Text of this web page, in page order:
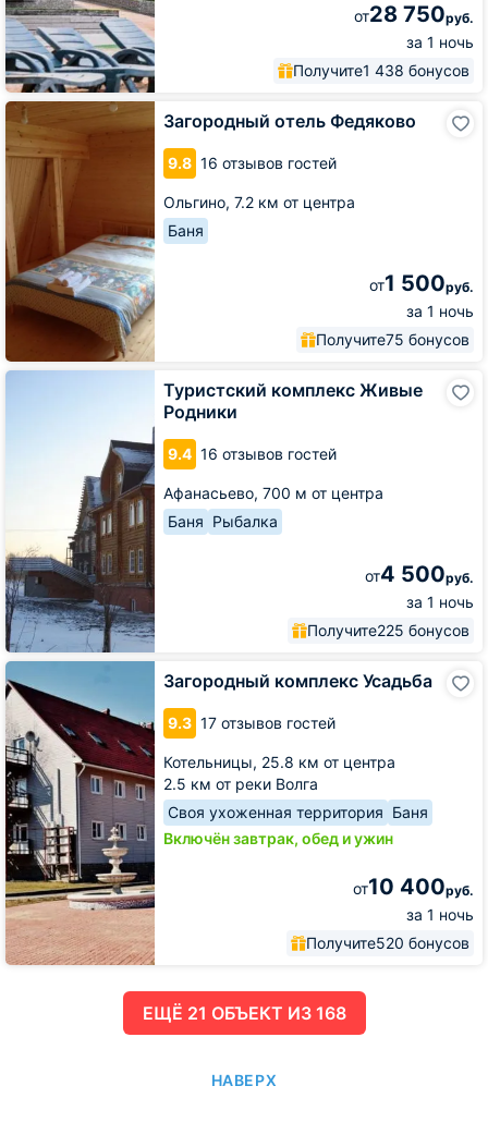
от28 750руб.
за 1 ночь
Получите1 438 бонусов
Загородный отель Федяково
9.8 16 отзывов гостей
Ольгино, 7.2 км от центра
Баня
от1 500руб.
за 1 ночь
Получите75 бонусов
Загородный
отель
Федяково
Туристский комплекс Живые
Родники
9.4 16 отзывов гостей
Афанасьево, 700 м от центра
Баня Рыбалка
от4 500руб.
за 1 ночь
Получите225 бонусов
Туристский
Загородный комплекс Усадьба
9.3 17 отзывов гостей
Котельницы, 25.8 км от центра
2.5 км от реки Волга
Своя ухоженная территория Баня
Включён завтрак, обед и ужин
от10 400руб.
за 1 ночь
Получите520 бонусов
Загородный
комплекс
Усадьба
ЕЩË 21 ОБЪЕКТ ИЗ 168
НАВЕРХ